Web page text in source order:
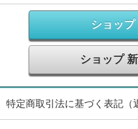
ショッ
ショップ
特定商取引法に基づく表記（